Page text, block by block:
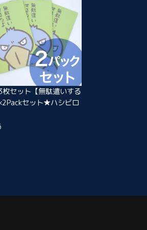
枚セット【無駄遣いする
セット★ハシビロ